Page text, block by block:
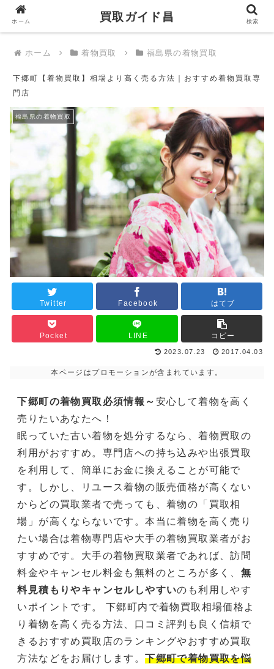
買取ガイド昌
ホーム 着物買取 福島県の着物買取
下郷町【着物買取】相場より高く売る方法｜おすすめ着物買取専
門店
福島県の着物買取
Twitter Facebook はてブ
Pocket LINE コピー
2023.07.23 2017.04.03
本ページはプロモーションが含まれています。
下郷町の着物買取必須情報～ 安心して着物を高く
売りたいあなたへ！
眠っていた古い着物を処分するなら、着物買取の
利用がおすすめ。専門店への持ち込みや出張買取
を利用して、簡単にお金に換えることが可能で
す。しかし、リユース着物の販売価格が高くない
からどの買取業者で売っても、着物の「買取相
場」が高くならないです。本当に着物を高く売り
たい場合は着物専門店や大手の着物買取業者がお
すすめです。大手の着物買取業者であれば、訪問
料金やキャンセル料金も無料のところが多く、 無
料見積もりやキャンセルしやすいのも利用しやす
いポイントです。 下郷町内で着物買取相場価格よ
り着物を高く売る方法、口コミ評判も良く信頼で
きるおすすめ買取店のランキングやおすすめ買取
方法などをお届けします。下郷町で着物買取を悩
ホーム 買取ガイド昌 検索